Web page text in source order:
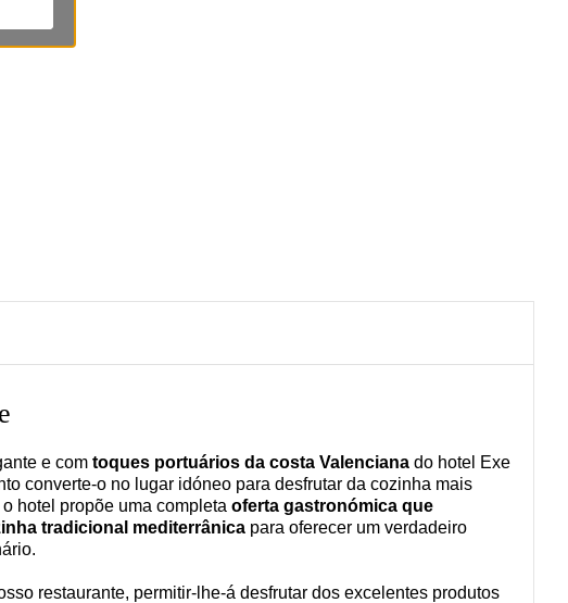
e com toques portuários da costa Valenciana do hotel Exe
converte-o no lugar idóneo para desfrutar da cozinha mais
hotel propõe uma completa oferta gastronómica que
tradicional mediterrânica para oferecer um verdadeiro
restaurante, permitir-lhe-á desfrutar dos excelentes produtos